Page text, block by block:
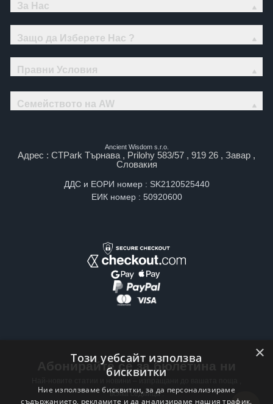
За Нас
Защо да Изберете Нас ?
Правни Условия
Семейството на AW
Ancient Wisdom s.r.o.
Адрес : CTPark Търнава , Prilohy 583/57 , 919 26 , Завар ,
Словакия
ДДС и ЕОРИ номер : SK2120525440
ЕИК номер : 50920600
Абонирайте се за бюлетина ни
всяка седмица .
×
Този уебсайт използва
бисквитки
Ние използваме бисквитки, за да персонализираме
съдържанието, рекламите и да анализираме нашия трафик.